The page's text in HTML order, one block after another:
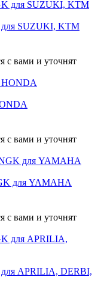
для SUZUKI, KTM
с вами и уточнят
с вами и уточнят
для YAMAHA
с вами и уточнят
APRILIA, DERBI,